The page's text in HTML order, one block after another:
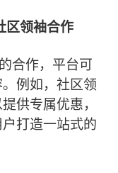
区领袖合作
合作，平台可
例如，社区领
供专属优惠，
打造一站式的